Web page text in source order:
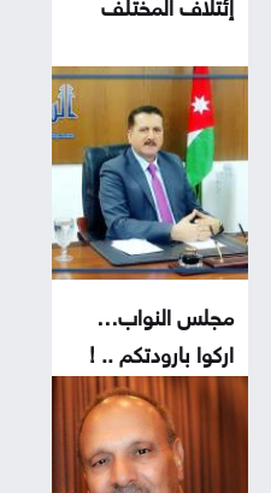
مجلس النواب…
اركوا بارودتكم .. !
وحزب...